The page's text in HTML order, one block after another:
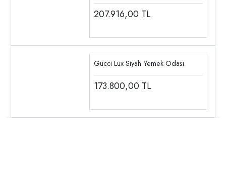
207.916,00 TL
Gucci Lüx Siyah Yemek Odası
173.800,00 TL